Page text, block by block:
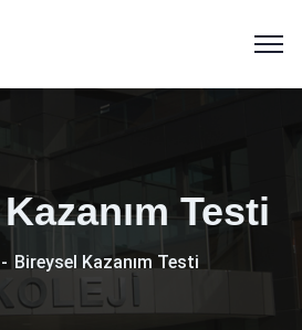
Testi
Bireysel Kazanım Testi